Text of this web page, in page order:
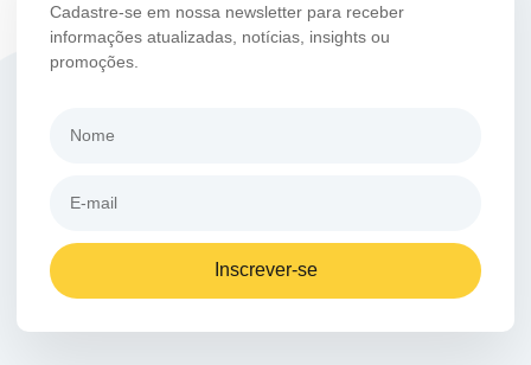
Cadastre-se em nossa newsletter para receber
informações atualizadas, notícias, insights ou
promoções.
Inscrever-se